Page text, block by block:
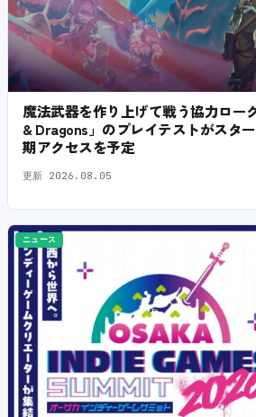
魔法武器を作り上げて戦う協力ロー
& Dragons」のプレイテストがスタ
期アクセスを予定
更新 2026.08.05
ニュース